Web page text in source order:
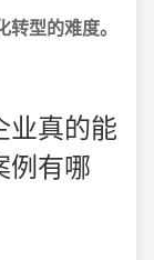
型的难度。
业真的能
例有哪